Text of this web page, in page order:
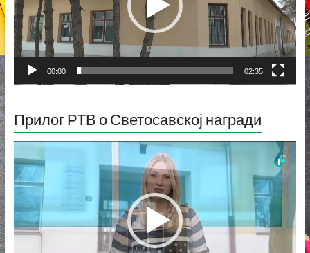
00:00 02:35
Прилог РТВ о Светосавској награди
Прегледач
видео
записа